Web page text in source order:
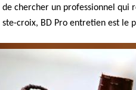
de chercher un professionnel qui
ste-croix, BD Pro entretien est le